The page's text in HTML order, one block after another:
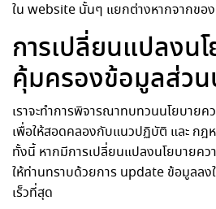
ใน website นั้นๆ แยกต่างหากจากของ
การเปลี่ยนแปลงน
คุ้มครองข้อมูลส่ว
เราจะทำการพิจารณาทบทวนนโยบายค
เพื่อให้สอดคลองกับแนวปฏิบัติ และ กฎ
ทั้งนี้ หากมีการเปลี่ยนแปลงนโยบายคว
ให้ท่านทราบด้วยการ update ข้อมูลลง
เร็วที่สุด